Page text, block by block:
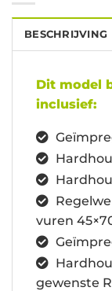
BESCHRIJVING
Dit model
inclusief:
vuren
gewenste